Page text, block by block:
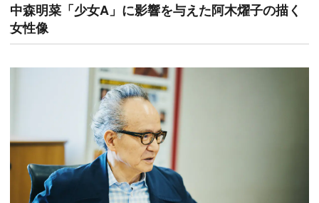
中森明菜「少女A」に影響を与えた阿木燿子の描く
女性像